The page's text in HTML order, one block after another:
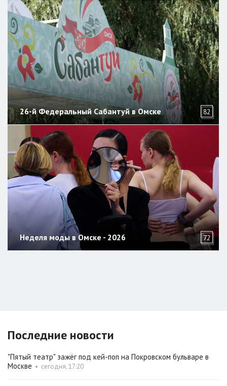
26-й Федеральный Сабантуй в Омске 82
Неделя моды в Омске - 2026 72
Последние новости
"Пятый театр" зажёг под кей-поп на Покровском бульваре в
Москве • сегодня, 17:20